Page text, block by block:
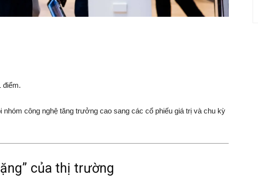
điểm.
công nghệ tăng trưởng cao sang các cổ phiếu giá trị và chu kỳ
của thị trường